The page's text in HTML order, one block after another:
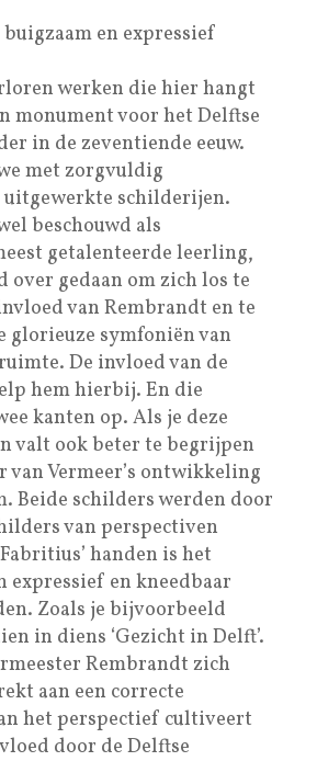
en expressief
werken die hier hangt
monument voor het Delftse
in de zeventiende eeuw.
met zorgvuldig
schilderijen.
beschouwd als
getalenteerde leerling,
over gedaan om zich los te
van Rembrandt en te
glorieuze symfoniën van
De invloed van de
hem hierbij. En die
kanten op. Als je deze
valt ook beter te begrijpen
van Vermeer’s ontwikkeling
Beide schilders werden door
van perspectiven
handen is het
expressief en kneedbaar
Zoals je bijvoorbeeld
in diens ‘Gezicht in Delft’.
Rembrandt zich
aan een correcte
het perspectief cultiveert
door de Delftse